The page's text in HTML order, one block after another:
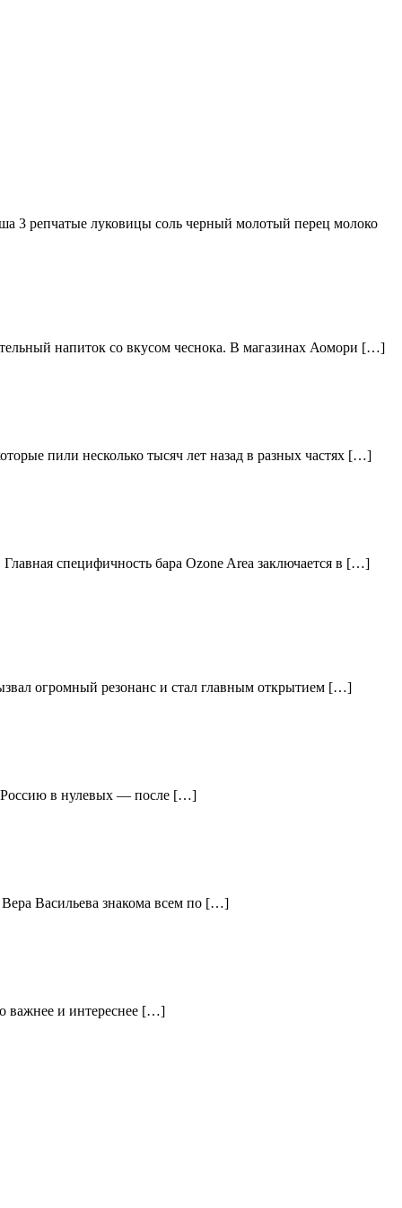
3 репчатые луковицы соль черный молотый перец молоко
напиток со вкусом чеснока. В магазинах Аомори […]
пили несколько тысяч лет назад в разных частях […]
специфичность бара Ozone Area заключается в […]
огромный резонанс и стал главным открытием […]
Россию в нулевых — после […]
Васильева знакома всем по […]
важнее и интереснее […]